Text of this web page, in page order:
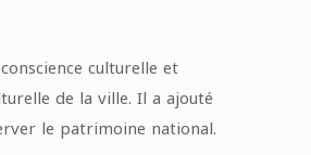
culturelle et
de la ville. Il a ajouté
le patrimoine national.